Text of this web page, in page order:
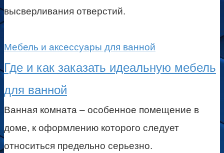
высверливания отверстий.
Мебель и аксессуары для ванной
Где и как заказать идеальную мебель
для ванной
Ванная комната – особенное помещение в
доме, к оформлению которого следует
относиться предельно серьезно.